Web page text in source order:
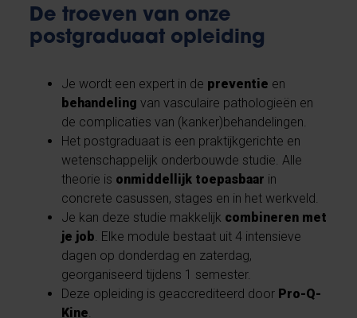
De troeven van onze
postgraduaat opleiding
Je wordt een expert in de preventie en
behandeling van vasculaire pathologieën en
de complicaties van (kanker)behandelingen.
Het postgraduaat is een praktijkgerichte en
wetenschappelijk onderbouwde studie. Alle
theorie is onmiddellijk toepasbaar in
concrete casussen, stages en in het werkveld.
Je kan deze studie makkelijk combineren met
je job. Elke module bestaat uit 4 intensieve
dagen op donderdag en zaterdag,
georganiseerd tijdens 1 semester.
Deze opleiding is geaccrediteerd door Pro-Q-
Kine.